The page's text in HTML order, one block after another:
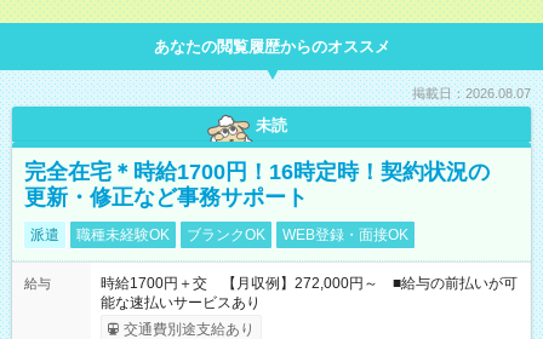
あなたの閲覧履歴からのオススメ
掲載日：2026.08.07
未読
完全在宅＊時給1700円！16時定時！契約状況の
更新・修正など事務サポート
派遣 職種未経験OK ブランクOK WEB登録・面接OK
給与
時給1700円＋交 【月収例】272,000円～ ■給与の前払いが可
能な速払いサービスあり
交通費別途支給あり